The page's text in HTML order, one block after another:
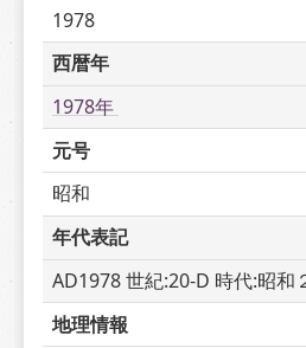
1978
西暦年
1978年
元号
昭和
年代表記
AD1978 世紀:20-D 時代:昭和
地理情報